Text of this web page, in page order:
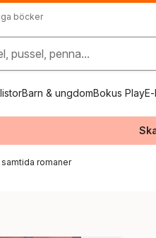
böcker
pussel, penna...
Barn & ungdomBokus Play
romaner